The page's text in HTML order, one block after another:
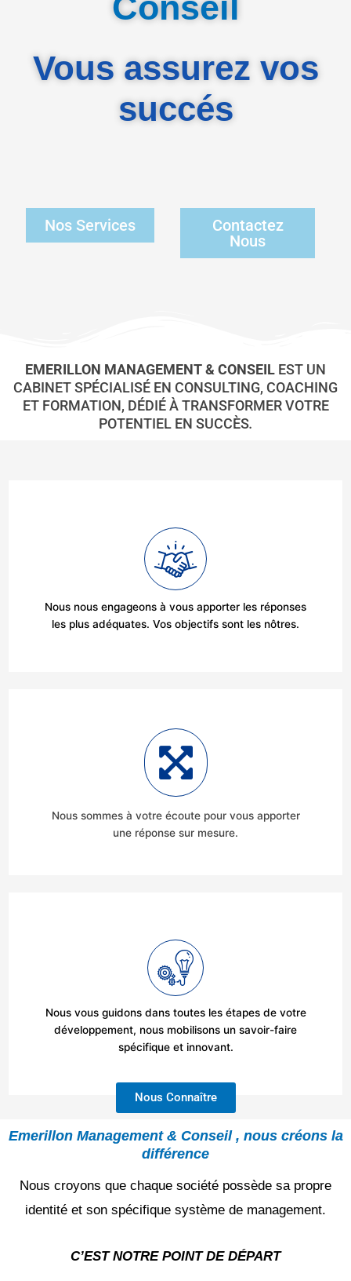
Vous assurez vos
succés
Nos Services
Contactez
Nous
EMERILLON MANAGEMENT & CONSEIL EST UN
CABINET SPÉCIALISÉ EN CONSULTING, COACHING
ET FORMATION, DÉDIÉ À TRANSFORMER VOTRE
POTENTIEL EN SUCCÈS.
Nous nous engageons à vous apporter les réponses
les plus adéquates. Vos objectifs sont les nôtres.
Nous sommes à votre écoute pour vous apporter
une réponse sur mesure.
Nous vous guidons dans toutes les étapes de votre
développement, nous mobilisons un savoir-faire
spécifique et innovant.
Nous Connaître
Emerillon Management & Conseil , nous créons la
différence
Nous croyons que chaque société possède sa propre
identité et son spécifique système de management.
C’EST NOTRE POINT DE DÉPART